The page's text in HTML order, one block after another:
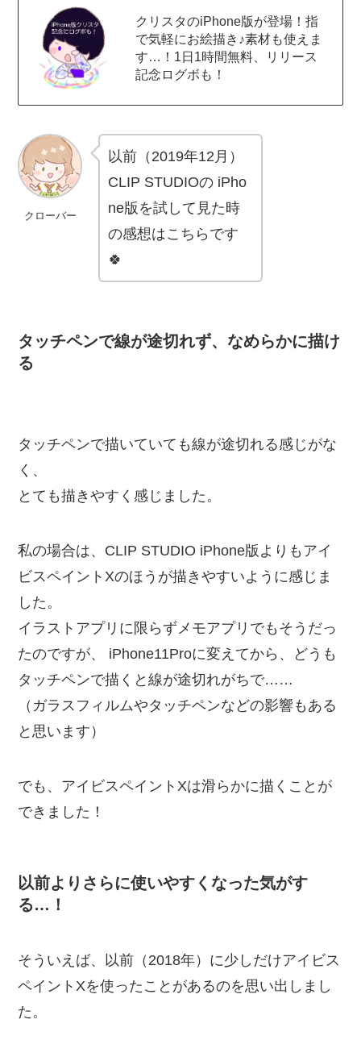
クリスタのiPhone版が登場！指
で気軽にお絵描き♪素材も使えま
す…！1日1時間無料、リリース
記念ログボも！
クローバー
以前（2019年12月）
CLIP STUDIOの iPho
ne版を試して見た時
の感想はこちらです
🍀
タッチペンで線が途切れず、なめらかに描け
る
タッチペンで描いていても線が途切れる感じがな
く、
とても描きやすく感じました。
私の場合は、CLIP STUDIO iPhone版よりもアイ
ビスペイントXのほうが描きやすいように感じま
した。
イラストアプリに限らずメモアプリでもそうだっ
たのですが、 iPhone11Proに変えてから、どうも
タッチペンで描くと線が途切れがちで……
（ガラスフィルムやタッチペンなどの影響もある
と思います）
でも、アイビスペイントXは滑らかに描くことが
できました！
以前よりさらに使いやすくなった気がす
る…！
そういえば、以前（2018年）に少しだけアイビス
ペイントXを使ったことがあるのを思い出しまし
た。